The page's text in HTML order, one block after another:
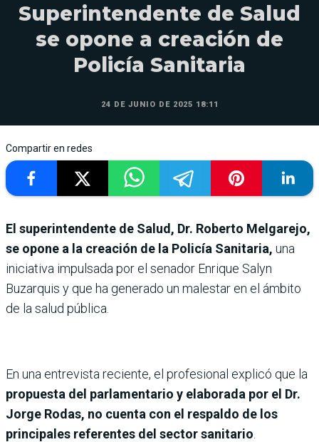
Superintendente de Salud
se opone a creación de
Policía Sanitaria
24 DE JUNIO DE 2025 18:11
Compartir en redes
El superintendente de Salud, Dr. Roberto Melgarejo,
se opone a la creación de la Policía Sanitaria, una
iniciativa impulsada por el senador Enrique Salyn
Buzarquis y que ha generado un malestar en el ámbito
de la salud pública.
En una entrevista reciente, el profesional explicó que la
propuesta del parlamentario y elaborada por el Dr.
Jorge Rodas, no cuenta con el respaldo de los
principales referentes del sector sanitario